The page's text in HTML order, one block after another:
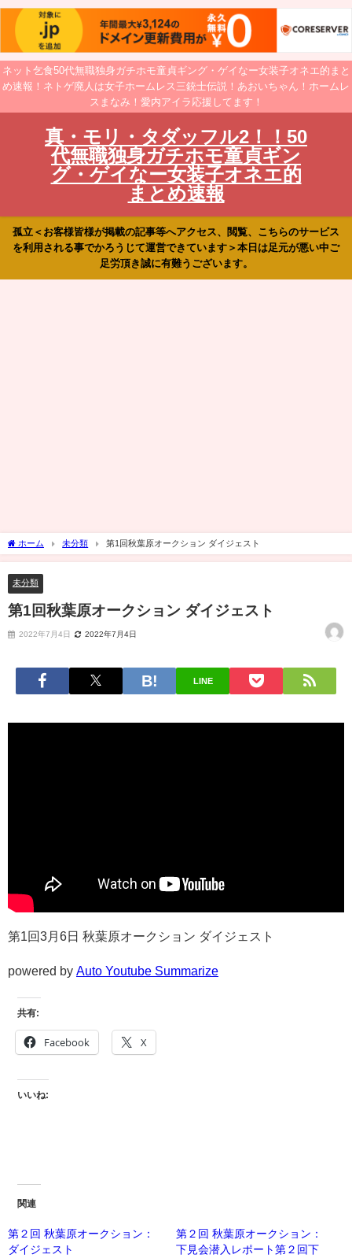
ネット乞食50代無職独身ガチホモ童貞ギング・ゲイなー女装子オネエ的まと
め速報！ネトゲ廃人は女子ホームレス三銃士伝説！あおいちゃん！ホームレ
スまなみ！愛内アイラ応援してます！
真・モリ・タダッフル2！！50
代無職独身ガチホモ童貞ギン
グ・ゲイなー女装子オネエ的
まとめ速報
孤立＜お客様皆様が掲載の記事等へアクセス、閲覧、こちらのサービス
を利用される事でかろうじて運営できています＞本日は足元が悪い中ご
足労頂き誠に有難うございます。
ホーム 未分類 第1回秋葉原オークション ダイジェスト
未分類
第1回秋葉原オークション ダイジェスト
2022年7月4日 2022年7月4日
LINE
第1回3月6日 秋葉原オークション ダイジェスト
powered by Auto Youtube Summarize
共有:
Facebook X
いいね:
関連
第２回 秋葉原オークション：
ダイジェスト
第２回 秋葉原オークション：
下見会潜入レポート第２回下